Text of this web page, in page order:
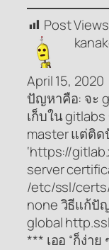
Post
April 15, 2020
ปัญหาคือ: จะ
เก็บใน
master แต่ติด
‘https://
server
/etc/ssl/
none วิธีแก้ปั
global
*** เออ “ก็ง่า